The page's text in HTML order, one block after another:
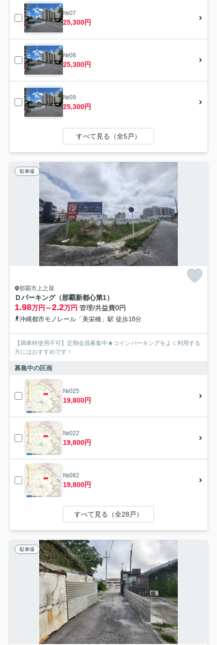
№07
25,300円
№08
25,300円
№09
25,300円
すべて見る（全5戸）
駐車場
那覇市上之屋
Ｄパーキング（那覇新都心第1）
1.98万円～2.2万円 管理/共益費0円
沖縄都市モノレール「美栄橋」駅 徒歩18分
【満車時使用不可】定期会員募集中★コインパーキングをよく利用する
方にはおすすめです！
募集中の区画
№025
19,800円
№022
19,800円
№082
19,800円
すべて見る（全28戸）
駐車場